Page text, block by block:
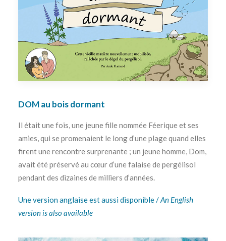
DOM au bois dormant
Il était une fois, une jeune fille nommée Féerique et ses
amies, qui se promenaient le long d’une plage quand elles
firent une rencontre surprenante ; un jeune homme, Dom,
avait été préservé au cœur d’une falaise de pergélisol
pendant des dizaines de milliers d’années.
Une version anglaise est aussi disponible /An English
version is also available